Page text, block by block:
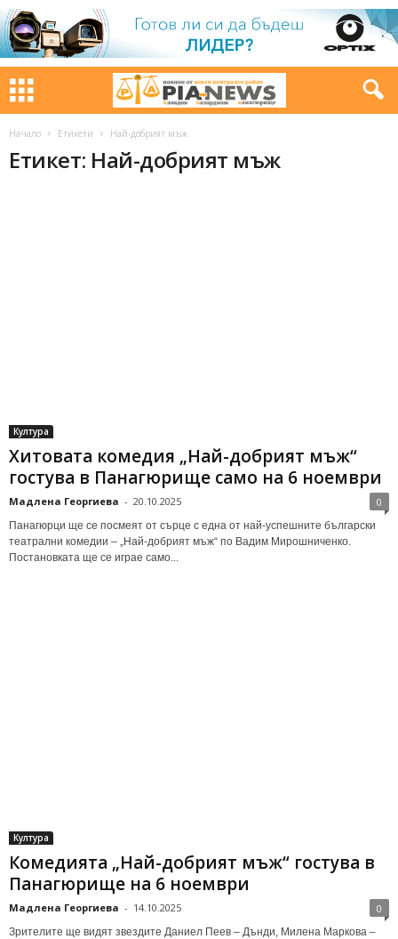
Начало Етикети Най-добрият мъж
Етикет: Най-добрият мъж
Култура
Хитовата комедия „Най-добрият мъж“
гостува в Панагюрище само на 6 ноември
Мадлена Георгиева - 20.10.2025 0
Панагюрци ще се посмеят от сърце с една от най-успешните български
театрални комедии – „Най-добрият мъж“ по Вадим Мирошниченко.
Постановката ще се играе само...
Култура
Комедията „Най-добрият мъж“ гостува в
Панагюрище на 6 ноември
Мадлена Георгиева - 14.10.2025 0
Зрителите ще видят звездите Даниел Пеев – Дънди, Милена Маркова –